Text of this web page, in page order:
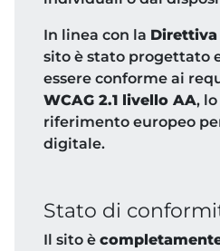
In linea con la Direttiva
sito è stato progettato
essere conforme ai
WCAG 2.1 livello AA,
riferimento europeo
digitale.
Stato di
Il sito è